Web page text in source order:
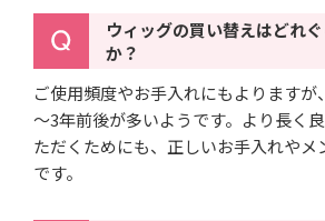
ウィッグの買い替えはどれ
か？
ご使用頻度やお手入れにもよりますが
～3年前後が多いようです。より長く
ただくためにも、正しいお手入れやメ
です。